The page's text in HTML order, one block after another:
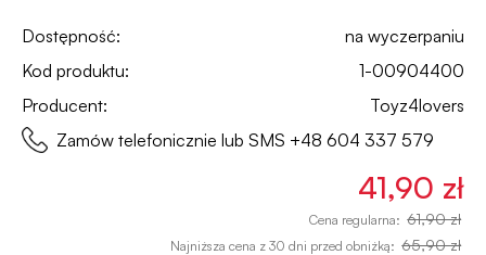
Dostępność:
na wyczerpaniu
Kod produktu:
1-00904400
Producent:
Toyz4lovers
Zamów telefonicznie lub SMS +48 604 337 579
41,90 zł
Cena regularna: 61,90 zł
Najniższa cena z 30 dni przed obniżką: 65,90 zł